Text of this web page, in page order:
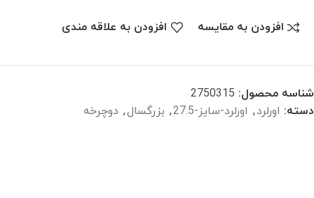
افزودن به مقایسه افزودن به علاقه مندی
شناسه محصول: 2750315
دسته: اورلرد, اورلرد-سایز-27.5 , بزرگسال, دوچرخه